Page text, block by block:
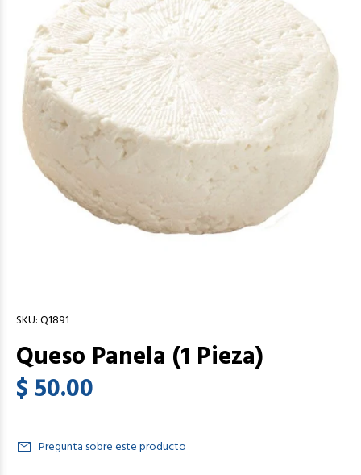
SKU:Q1891
Queso Panela (1 Pieza)
$ 50.00
Pregunta sobre este producto